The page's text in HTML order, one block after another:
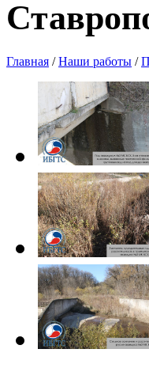
Главная / Наши работы /